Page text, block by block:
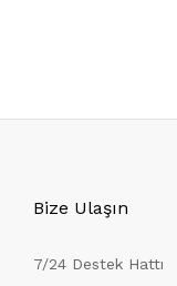
Bize Ulaşın
7/24 Destek Hattı